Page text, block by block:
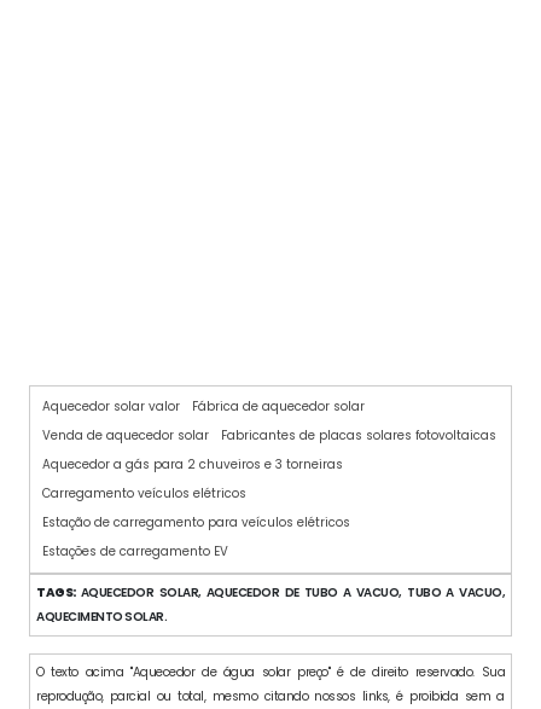
Aquecedor solar valor
Fábrica de aquecedor solar
Venda de aquecedor solar
Fabricantes de placas solares fotovoltaicas
Aquecedor a gás para 2 chuveiros e 3 torneiras
Carregamento veículos elétricos
Estação de carregamento para veículos elétricos
Estações de carregamento EV
TAGS:AQUECEDOR SOLAR, AQUECEDOR DE TUBO A VACUO, TUBO A VACUO,
AQUECIMENTO SOLAR.
O texto acima "Aquecedor de água solar preço" é de direito reservado. Sua
reprodução, parcial ou total, mesmo citando nossos links, é proibida sem a